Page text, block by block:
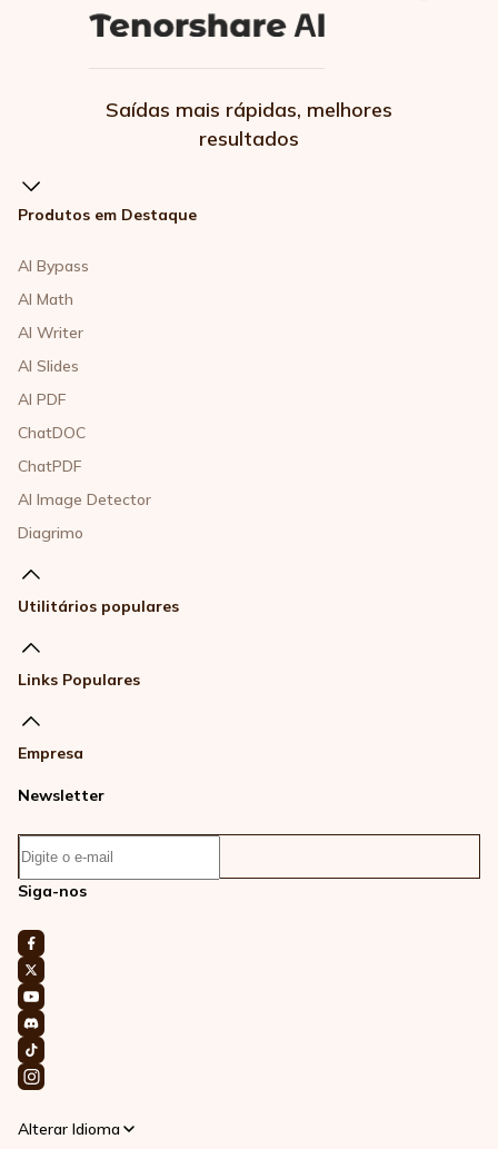
Saídas mais rápidas, melhores
resultados
Produtos em Destaque
AI Bypass
AI Math
AI Writer
AI Slides
AI PDF
ChatDOC
ChatPDF
AI Image Detector
Diagrimo
Utilitários populares
Links Populares
Empresa
Newsletter
Siga-nos
Alterar Idioma